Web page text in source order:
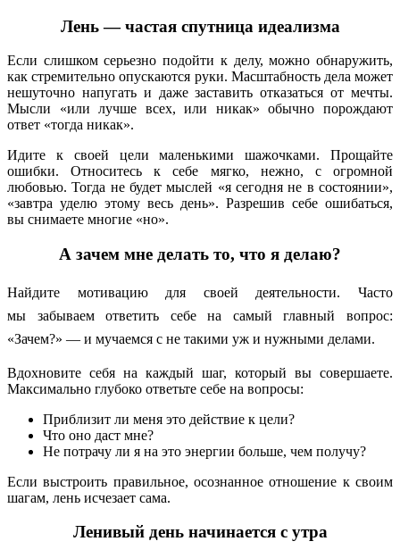
Лень — частая спутница идеализма
Если слишком серьезно подойти к делу, можно обнаружить,
как стремительно опускаются руки. Масштабность дела может
нешуточно напугать и даже заставить отказаться от мечты.
Мысли «или лучше всех, или никак» обычно порождают
ответ «тогда никак».
Идите к своей цели маленькими шажочками. Прощайте
ошибки. Относитесь к себе мягко, нежно, с огромной
любовью. Тогда не будет мыслей «я сегодня не в состоянии»,
«завтра уделю этому весь день». Разрешив себе ошибаться,
вы снимаете многие «но».
А зачем мне делать то, что я делаю?
Найдите мотивацию для своей деятельности. Часто
мы забываем ответить себе на самый главный вопрос:
«Зачем?» — и мучаемся с не такими уж и нужными делами.
Вдохновите себя на каждый шаг, который вы совершаете.
Максимально глубоко ответьте себе на вопросы:
Приблизит ли меня это действие к цели?
Что оно даст мне?
Не потрачу ли я на это энергии больше, чем получу?
Если выстроить правильное, осознанное отношение к своим
шагам, лень исчезает сама.
Ленивый день начинается с утра